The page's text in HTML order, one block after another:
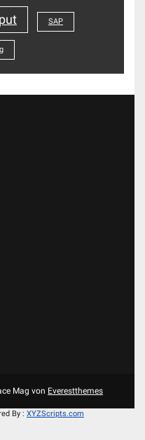
SAP
Mag von Everestthemes
By : XYZScripts.com